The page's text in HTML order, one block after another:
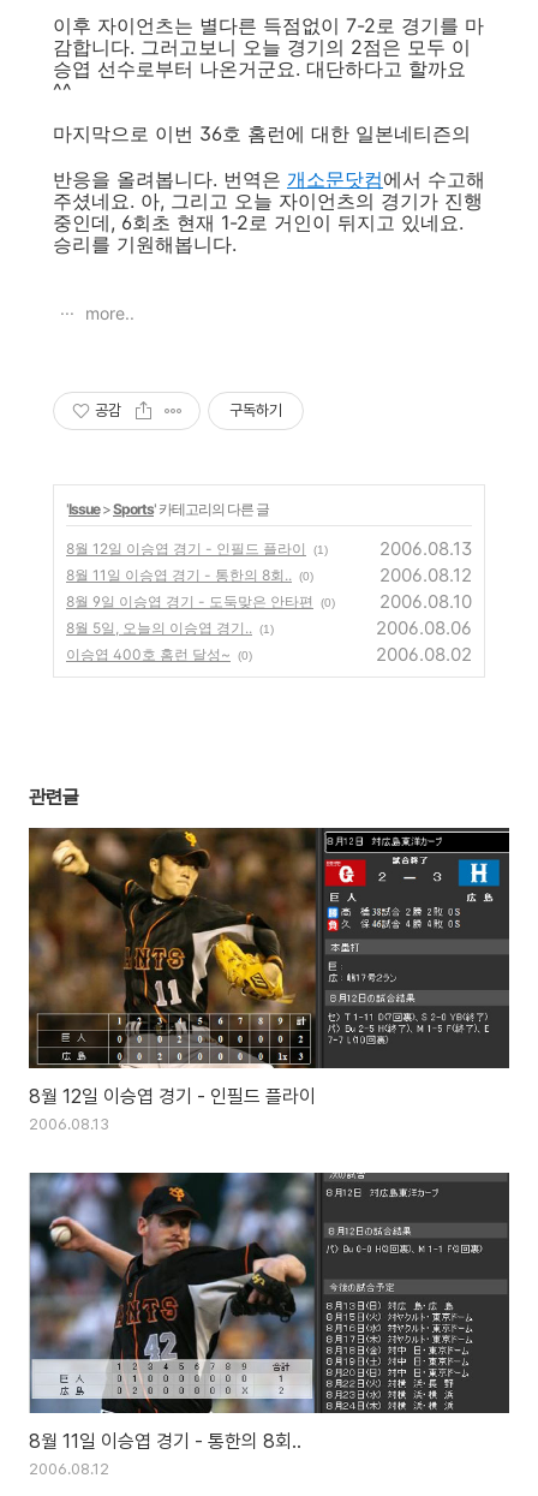
이후 자이언츠는 별다른 득점없이 7-2로 경기를 마
감합니다. 그러고보니 오늘 경기의 2점은 모두 이
승엽 선수로부터 나온거군요. 대단하다고 할까요
^^
마지막으로 이번 36호 홈런에 대한 일본네티즌의
반응을 올려봅니다. 번역은 개소문닷컴에서 수고해
주셨네요. 아, 그리고 오늘 자이언츠의 경기가 진행
중인데, 6회초 현재 1-2로 거인이 뒤지고 있네요.
승리를 기원해봅니다.
more..
공감 구독하기
'Issue>Sports' 카테고리의 다른 글
8월 12일 이승엽 경기 - 인필드 플라이 (1) 2006.08.13
8월 11일 이승엽 경기 - 통한의 8회.. (0) 2006.08.12
8월 9일 이승엽 경기 - 도둑맞은 안타편 (0) 2006.08.10
8월 5일, 오늘의 이승엽 경기.. (1) 2006.08.06
이승엽 400호 홈런 달성~ (0) 2006.08.02
관련글
8월 12일 이승엽 경기 - 인필드 플라이
2006.08.13
8월 11일 이승엽 경기 - 통한의 8회..
2006.08.12